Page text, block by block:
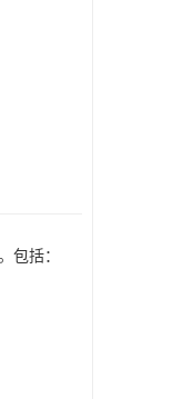
包括：